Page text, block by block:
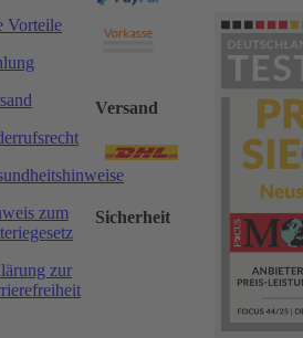
Vorteile
zum
zur
Versand
Sicherheit